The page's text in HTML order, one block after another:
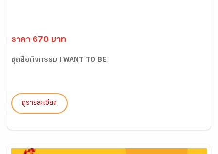
ราคา 670 บาท
ชุดสื่อกิจกรรม I WANT TO BE
ดูรายละเอียด